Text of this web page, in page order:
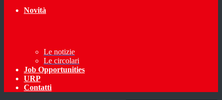
Novità
Le notizie
Le circolari
Job Opportunities
URP
Contatti